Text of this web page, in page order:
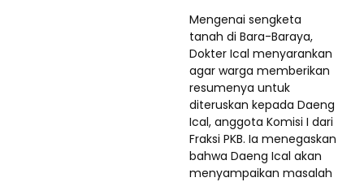
Mengenai sengketa
tanah di Bara-Baraya,
Dokter Ical menyarankan
agar warga memberikan
resumenya untuk
diteruskan kepada Daeng
Ical, anggota Komisi I dari
Fraksi PKB. Ia menegaskan
bahwa Daeng Ical akan
menyampaikan masalah